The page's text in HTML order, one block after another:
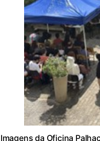
da Oficina